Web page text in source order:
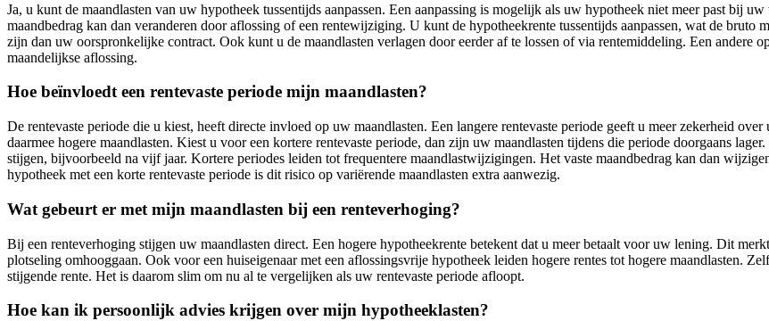
Ja, u kunt de maandlasten van uw hypotheek tussentijds aanpassen. Een aanpassing is mogelijk als uw hypotheek niet meer past bij
maandbedrag kan dan veranderen door aflossing of een rentewijziging. U kunt de hypotheekrente tussentijds aanpassen, wat de bruto
zijn dan uw oorspronkelijke contract. Ook kunt u de maandlasten verlagen door eerder af te lossen of via rentemiddeling. Een andere
maandelijkse aflossing.
Hoe beïnvloedt een rentevaste periode mijn maandlasten?
De rentevaste periode die u kiest, heeft directe invloed op uw maandlasten. Een langere rentevaste periode geeft u meer zekerheid
daarmee hogere maandlasten. Kiest u voor een kortere rentevaste periode, dan zijn uw maandlasten tijdens die periode doorgaans
stijgen, bijvoorbeeld na vijf jaar. Kortere periodes leiden tot frequentere maandlastwijzigingen. Het vaste maandbedrag kan dan
hypotheek met een korte rentevaste periode is dit risico op variërende maandlasten extra aanwezig.
Wat gebeurt er met mijn maandlasten bij een renteverhoging?
Bij een renteverhoging stijgen uw maandlasten direct. Een hogere hypotheekrente betekent dat u meer betaalt voor uw lening. Dit
plotseling omhooggaan. Ook voor een huiseigenaar met een aflossingsvrije hypotheek leiden hogere rentes tot hogere maandlasten.
stijgende rente. Het is daarom slim om nu al te vergelijken als uw rentevaste periode afloopt.
Hoe kan ik persoonlijk advies krijgen over mijn hypotheeklasten?